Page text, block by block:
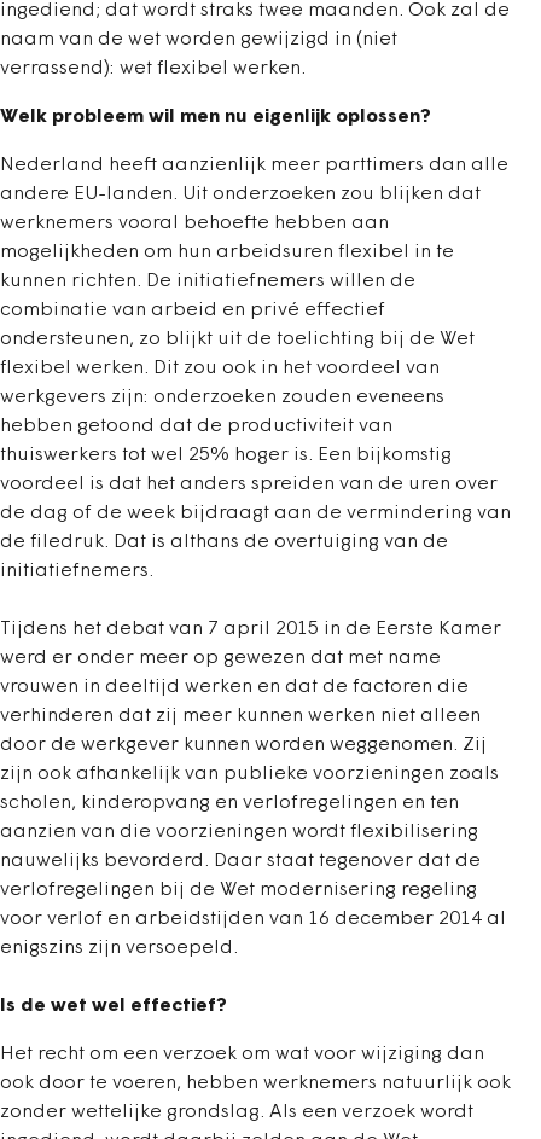
ingediend; dat wordt straks twee maanden. Ook zal de
naam van de wet worden gewijzigd in (niet
verrassend): wet flexibel werken.
Welk probleem wil men nu eigenlijk oplossen?
Nederland heeft aanzienlijk meer parttimers dan alle
andere EU-landen. Uit onderzoeken zou blijken dat
werknemers vooral behoefte hebben aan
mogelijkheden om hun arbeidsuren flexibel in te
kunnen richten. De initiatiefnemers willen de
combinatie van arbeid en privé effectief
ondersteunen, zo blijkt uit de toelichting bij de Wet
flexibel werken. Dit zou ook in het voordeel van
werkgevers zijn: onderzoeken zouden eveneens
hebben getoond dat de productiviteit van
thuiswerkers tot wel 25% hoger is. Een bijkomstig
voordeel is dat het anders spreiden van de uren over
de dag of de week bijdraagt aan de vermindering van
de filedruk. Dat is althans de overtuiging van de
initiatiefnemers.
Tijdens het debat van 7 april 2015 in de Eerste Kamer
werd er onder meer op gewezen dat met name
vrouwen in deeltijd werken en dat de factoren die
verhinderen dat zij meer kunnen werken niet alleen
door de werkgever kunnen worden weggenomen. Zij
zijn ook afhankelijk van publieke voorzieningen zoals
scholen, kinderopvang en verlofregelingen en ten
aanzien van die voorzieningen wordt flexibilisering
nauwelijks bevorderd. Daar staat tegenover dat de
verlofregelingen bij de Wet modernisering regeling
voor verlof en arbeidstijden van 16 december 2014 al
enigszins zijn versoepeld.
Is de wet wel effectief?
Het recht om een verzoek om wat voor wijziging dan
ook door te voeren, hebben werknemers natuurlijk ook
zonder wettelijke grondslag. Als een verzoek wordt